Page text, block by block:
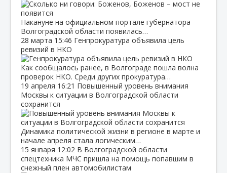
Накануне на официальном портале губернатора
Волгоградской области появилась…
28 марта 15:46 Генпрокуратура объявила цель
ревизий в НКО
Как сообщалось ранее, в Волгограде пошла волна
проверок НКО. Среди других прокуратура…
19 апреля 16:21 Повышенный уровень внимания
Москвы к ситуации в Волгоградской области
сохранится
Динамика политической жизни в регионе в марте и
начале апреля стала логическим…
15 января 12:02 В Волгоградской области
спецтехника МЧС пришла на помощь попавшим в
снежный плен автомобилистам